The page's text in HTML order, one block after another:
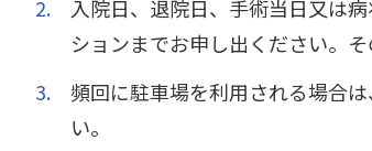
入院日、退院日、手術当日又は
ションまでお申し出ください。そ
頻回に駐車場を利用される場合
い。